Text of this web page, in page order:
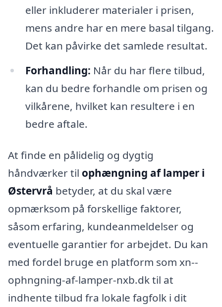
eller inkluderer materialer i prisen,
mens andre har en mere basal tilgang.
Det kan påvirke det samlede resultat.
Forhandling: Når du har flere tilbud,
kan du bedre forhandle om prisen og
vilkårene, hvilket kan resultere i en
bedre aftale.
At finde en pålidelig og dygtig
håndværker til ophængning af lamper i
Østervrå betyder, at du skal være
opmærksom på forskellige faktorer,
såsom erfaring, kundeanmeldelser og
eventuelle garantier for arbejdet. Du kan
med fordel bruge en platform som xn--
ophngning-af-lamper-nxb.dk til at
indhente tilbud fra lokale fagfolk i dit